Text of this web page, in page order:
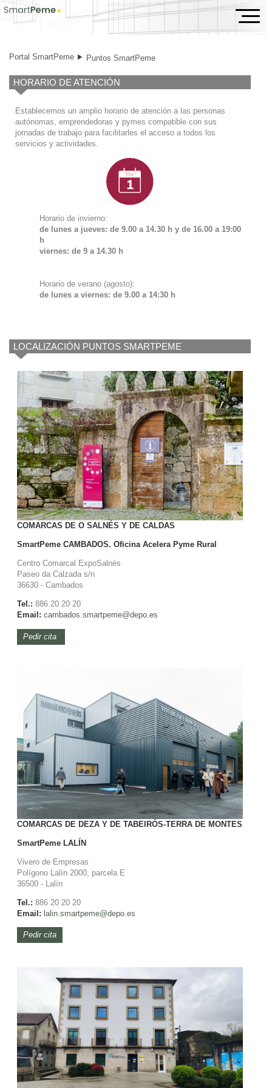
Puntos SmartPeme
Portal SmartPeme Puntos SmartPeme
HORARIO DE ATENCIÓN
Establecemos un amplio horario de atención a las personas
autónomas, emprendedoras y pymes compatible con sus
jornadas de trabajo para facilitarles el acceso a todos los
servicios y actividades.
Horario de invierno:
de lunes a jueves: de 9.00 a 14.30 h y de 16.00 a 19:00
h
viernes: de 9 a 14.30 h
Horario de verano (agosto):
de lunes a viernes: de 9.00 a 14:30 h
LOCALIZACIÓN PUNTOS SMARTPEME
COMARCAS DE O SALNÉS Y DE CALDAS
SmartPeme CAMBADOS. Oficina Acelera Pyme Rural
Centro Comarcal ExpoSalnés
Paseo da Calzada s/n
36630 - Cambados
Tel.: 886 20 20 20
Email: cambados.smartpeme@depo.es
Pedir cita
COMARCAS DE DEZA Y DE TABEIRÓS-TERRA DE MONTES
SmartPeme LALÍN
Vivero de Empresas
Polígono Lalín 2000, parcela E
36500 - Lalín
Tel.: 886 20 20 20
Email: lalin.smartpeme@depo.es
Pedir cita